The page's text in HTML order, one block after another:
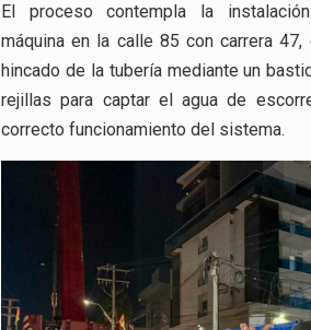
El proceso contempla la
máquina en la calle 85 con carrera
hincado de la tubería mediante un
rejillas para captar el agua de
correcto funcionamiento del sistema.